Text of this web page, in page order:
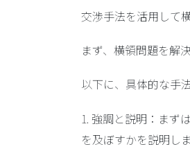
交渉手法を活用して
まず、横領問題を解
以下に、具体的な手
1. 強調と説明：まず
を及ぼすかを説明しま